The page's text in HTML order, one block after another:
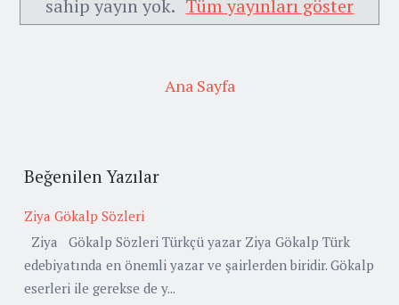
sahip yayın yok. Tüm yayınları göster
Ana Sayfa
Beğenilen Yazılar
Ziya Gökalp Sözleri
Ziya Gökalp Sözleri Türkçü yazar Ziya Gökalp Türk
edebiyatında en önemli yazar ve şairlerden biridir. Gökalp
eserleri ile gerekse de y...